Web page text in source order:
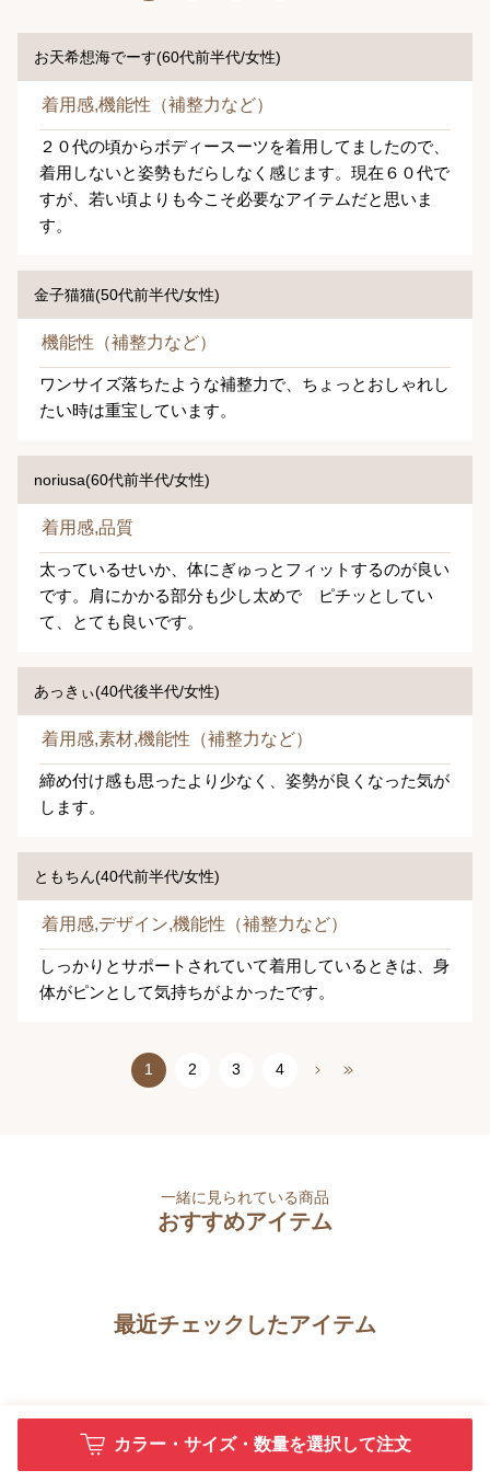
お天希想海でーす(60代前半代/女性)
着用感,機能性（補整力など）
２０代の頃からボディースーツを着用してましたので、
着用しないと姿勢もだらしなく感じます。現在６０代で
すが、若い頃よりも今こそ必要なアイテムだと思いま
す。
金子猫猫(50代前半代/女性)
機能性（補整力など）
ワンサイズ落ちたような補整力で、ちょっとおしゃれし
たい時は重宝しています。
noriusa(60代前半代/女性)
着用感,品質
太っているせいか、体にぎゅっとフィットするのが良い
です。肩にかかる部分も少し太めで ピチッとしてい
て、とても良いです。
あっきぃ(40代後半代/女性)
着用感,素材,機能性（補整力など）
締め付け感も思ったより少なく、姿勢が良くなった気が
します。
ともちん(40代前半代/女性)
着用感,デザイン,機能性（補整力など）
しっかりとサポートされていて着用しているときは、身
体がピンとして気持ちがよかったです。
1 2 3 4
一緒に見られている商品
おすすめアイテム
最近チェックしたアイテム
カラー・サイズ・数量を選択して注文